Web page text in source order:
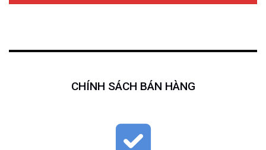
CHÍNH SÁCH BÁN HÀNG